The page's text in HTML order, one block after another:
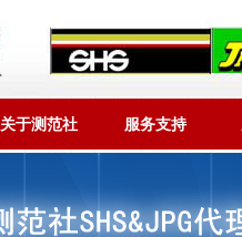
关于测范社 服务支持